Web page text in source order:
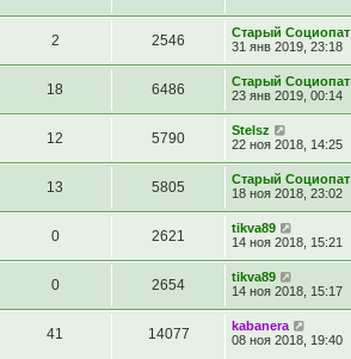
2 2546
Старый Социопат
31 янв 2019, 23:18
18 6486
Старый Социопат
23 янв 2019, 00:14
12 5790
Stelsz
22 ноя 2018, 14:25
13 5805
Старый Социопат
18 ноя 2018, 23:02
0 2621
tikva89
14 ноя 2018, 15:21
0 2654
tikva89
14 ноя 2018, 15:17
41 14077
kabanera
08 ноя 2018, 19:40